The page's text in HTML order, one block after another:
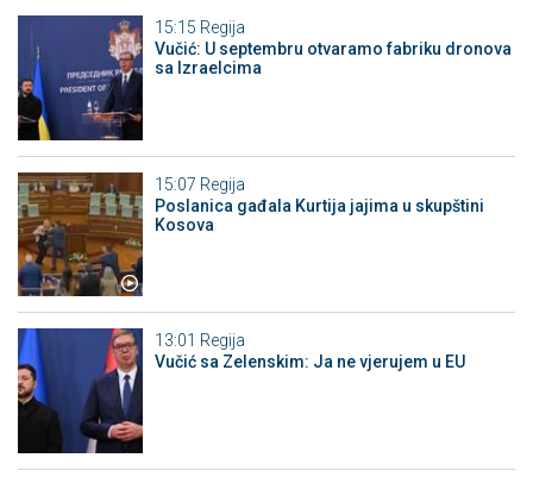
15:15 Regija
Vučić: U septembru otvaramo fabriku dronova
sa Izraelcima
15:07 Regija
Poslanica gađala Kurtija jajima u skupštini
Kosova
13:01 Regija
Vučić sa Zelenskim: Ja ne vjerujem u EU